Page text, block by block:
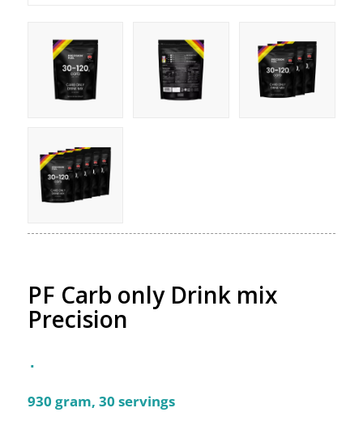
PF Carb only Drink mix
Precision
Oorspronkelijke
was:
is:
930 gram, 30 servings